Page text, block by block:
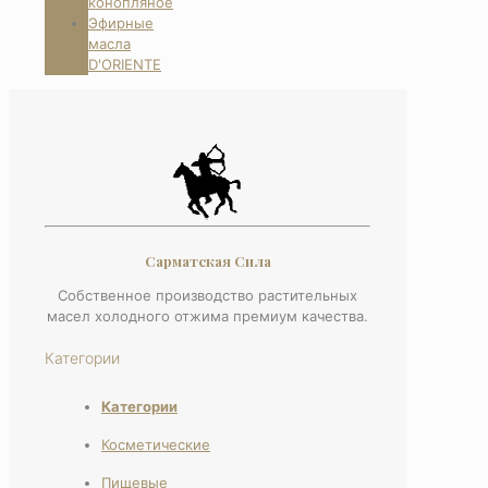
Эфирные
масла
D'ORIENTE
Сарматская Сила
Собственное производство растительных
масел холодного отжима премиум качества.
Категории
Категории
Косметические
Пищевые